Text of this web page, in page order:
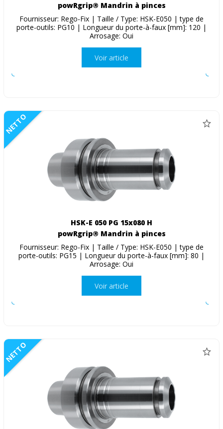
powRgrip® Mandrin à pinces
Fournisseur: Rego-Fix | Taille / Type: HSK-E050 | type de
porte-outils: PG10 | Longueur du porte-à-faux [mm]: 120 |
Arrosage: Oui
Voir article
NETTO
HSK-E 050 PG 15x080 H
powRgrip® Mandrin à pinces
Fournisseur: Rego-Fix | Taille / Type: HSK-E050 | type de
porte-outils: PG15 | Longueur du porte-à-faux [mm]: 80 |
Arrosage: Oui
Voir article
NETTO